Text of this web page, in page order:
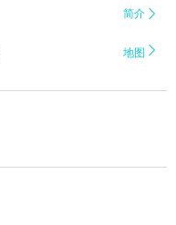
简介 
地图 